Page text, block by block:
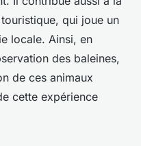
qui joue un
locale. Ainsi, en
des baleines,
de ces animaux
cette expérience